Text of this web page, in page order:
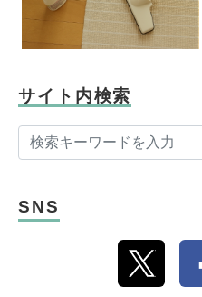
サイト内検索
検索
SNS